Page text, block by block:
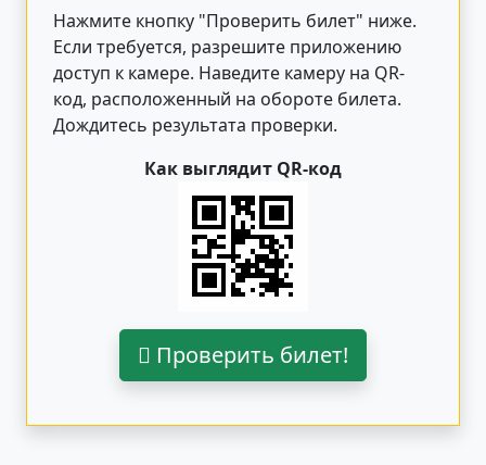
Нажмите кнопку "Проверить билет" ниже.
Если требуется, разрешите приложению
доступ к камере. Наведите камеру на QR-
код, расположенный на обороте билета.
Дождитесь результата проверки.
Как выглядит QR-код
Проверить билет!